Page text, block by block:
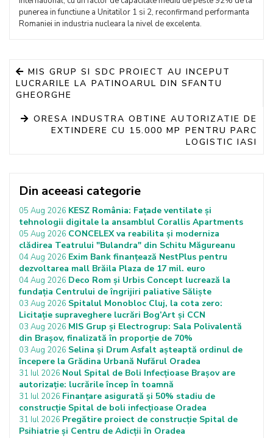
punerea in functiune a Unitatilor 1 si 2, reconfirmand performanta
Romaniei in industria nucleara la nivel de excelenta.
MIS GRUP SI SDC PROIECT AU INCEPUT
LUCRARILE LA PATINOARUL DIN SFANTU
GHEORGHE
ORESA INDUSTRA OBTINE AUTORIZATIE DE
EXTINDERE CU 15.000 MP PENTRU PARC
LOGISTIC IASI
Din aceeasi categorie
05 Aug 2026 KESZ România: Fațade ventilate și
tehnologii digitale la ansamblul Corallis Apartments
05 Aug 2026 CONCELEX va reabilita și moderniza
clădirea Teatrului "Bulandra" din Schitu Măgureanu
04 Aug 2026 Exim Bank finanțează NestPlus pentru
dezvoltarea mall Brăila Plaza de 17 mil. euro
04 Aug 2026 Deco Rom și Urbis Concept lucrează la
fundația Centrului de îngrijiri paliative Săliște
03 Aug 2026 Spitalul Monobloc Cluj, la cota zero:
Licitație supraveghere lucrări Bog’Art și CCN
03 Aug 2026 MIS Grup și Electrogrup: Sala Polivalentă
din Brașov, finalizată în proporție de 70%
03 Aug 2026 Selina și Drum Asfalt așteaptă ordinul de
începere la Grădina Urbană Nufărul Oradea
31 Iul 2026 Noul Spital de Boli Infecțioase Brașov are
autorizație: lucrările încep în toamnă
31 Iul 2026 Finanțare asigurată și 50% stadiu de
construcție Spital de boli infecțioase Oradea
31 Iul 2026 Pregătire proiect de construcție Spital de
Psihiatrie și Centru de Adicții în Oradea